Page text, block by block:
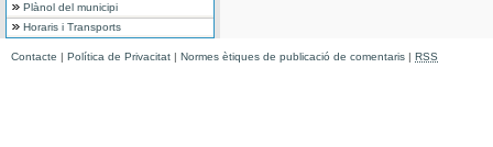
Plànol del municipi
Horaris i Transports
Contacte | Política de Privacitat | Normes ètiques de publicació de comentaris | RSS